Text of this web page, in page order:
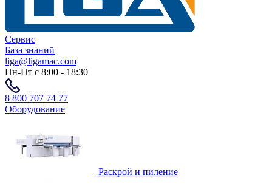
Сервис
База знаний
liga@ligamac.com
Пн-Пт с 8:00 - 18:30
8 800 707 74 77
Оборудование
Раскрой и пиление